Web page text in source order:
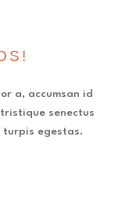
a, accumsan id
senectus
turpis egestas.